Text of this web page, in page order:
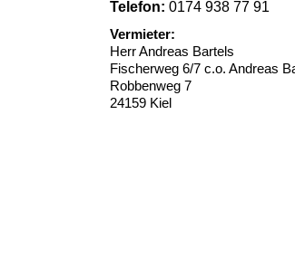
Telefon: 0174 938 77 91
Vermieter:
Herr Andreas Bartels
Fischerweg 6/7 c.o. Andreas
Robbenweg 7
24159 Kiel